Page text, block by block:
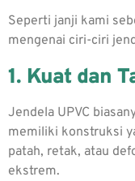
Seperti janji kami
mengenai ciri-ciri
1. Kuat dan
Jendela UPVC
memiliki konstruksi
patah, retak, atau
ekstrem.